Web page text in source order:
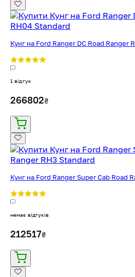
Кунг на Ford Ranger DC Road Ranger
1 відгук
266802₴
Кунг на Ford Ranger Super Cab Road
немає відгуків
212517₴